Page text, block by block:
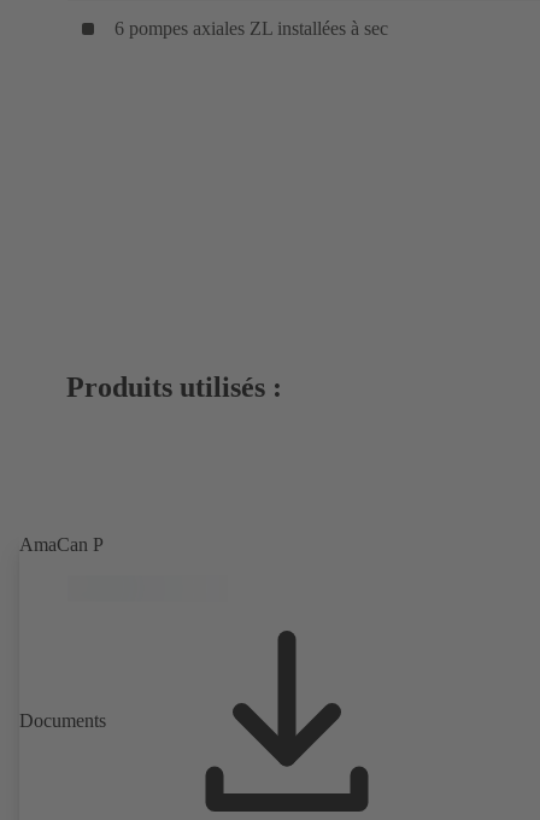
6 pompes axiales ZL installées à sec
Produits utilisés :
AmaCan P
Documents